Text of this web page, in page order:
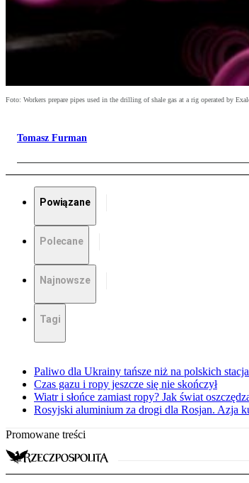
Foto: Workers prepare pipes used in the drilling of shale gas at a rig operated by
Tomasz Furman
Powiązane
Polecane
Najnowsze
Tagi
Paliwo dla Ukrainy tańsze niż na polskich
Czas gazu i ropy jeszcze się nie skończył
Wiatr i słońce zamiast ropy? Jak świat
Rosyjski aluminium za drogi dla Rosjan. Azja
Promowane treści